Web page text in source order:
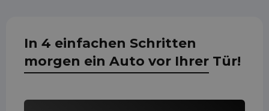
In 4 einfachen Schritten
morgen ein Auto vor Ihrer Tür!